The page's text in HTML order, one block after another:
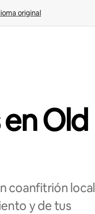
original
Old
coanfitrión local
y de tus